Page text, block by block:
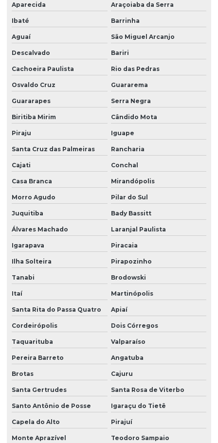
Pintura de condomínios residenciais
Pintura de efeito mármore
Pintura de efeito mármore valor
Pintura de fachada predial
Pintura de fachada predial preço
Pintura em grafiato valor
Pintura industrial orçamento
Pintura predial orçamento
Pintura predial em são paulo
Pintura predial valor
Pintura de predio e fachada
Pintura em prédios residenciais
Pintura residencial orçamento
Programa de inspeção predial
Programa de inspeção predial em campinas
Recuperação de fachada predial
Reforço estrutural orçamento
Reforma de casas
Reforma comercial
Reforma de comércio
Reforma de condomínios
Reforma de hospital
Reforma hospitalar
Aparecida Araçoiaba da Serra
Ibaté Barrinha
Aguaí São Miguel Arcanjo
Descalvado Bariri
Cachoeira Paulista Rio das Pedras
Osvaldo Cruz Guararema
Guararapes Serra Negra
Biritiba Mirim Cândido Mota
Piraju Iguape
Santa Cruz das Palmeiras Rancharia
Cajati Conchal
Casa Branca Mirandópolis
Morro Agudo Pilar do Sul
Juquitiba Bady Bassitt
Álvares Machado Laranjal Paulista
Igarapava Piracaia
Ilha Solteira Pirapozinho
Tanabi Brodowski
Itaí Martinópolis
Santa Rita do Passa Quatro Apiaí
Cordeirópolis Dois Córregos
Taquarituba Valparaíso
Pereira Barreto Angatuba
Brotas Cajuru
Santa Gertrudes Santa Rosa de Viterbo
Santo Antônio de Posse Igaraçu do Tietê
Capela do Alto Pirajuí
Monte Aprazível Teodoro Sampaio